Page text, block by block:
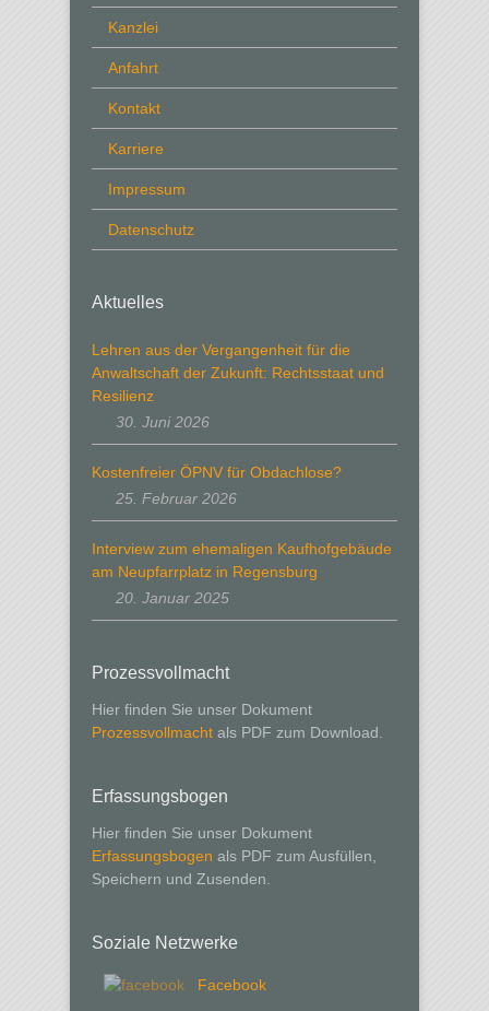
Kanzlei
Anfahrt
Kontakt
Karriere
Impressum
Datenschutz
Aktuelles
Lehren aus der Vergangenheit für die
Anwaltschaft der Zukunft: Rechtsstaat und
Resilienz
30. Juni 2026
Kostenfreier ÖPNV für Obdachlose?
25. Februar 2026
Interview zum ehemaligen Kaufhofgebäude
am Neupfarrplatz in Regensburg
20. Januar 2025
Prozessvollmacht
Hier finden Sie unser Dokument
Prozessvollmacht als PDF zum Download.
Erfassungsbogen
Hier finden Sie unser Dokument
Erfassungsbogen als PDF zum Ausfüllen,
Speichern und Zusenden.
Soziale Netzwerke
Facebook